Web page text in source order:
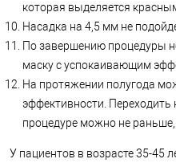
которая выделяется
Насадка на 4,5 мм не
По завершению процедуры
маску с успокаивающим
На протяжении полугода
эффективности.
процедуре можно не раньше,
У пациентов в возрасте 35-45